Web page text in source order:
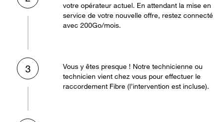
votre opérateur actuel. En attendant la mise en
service de votre nouvelle offre, restez connecté
avec 200Go/mois.
3
Vous y êtes presque ! Notre technicienne ou
technicien vient chez vous pour effectuer le
raccordement Fibre (l’intervention est incluse).